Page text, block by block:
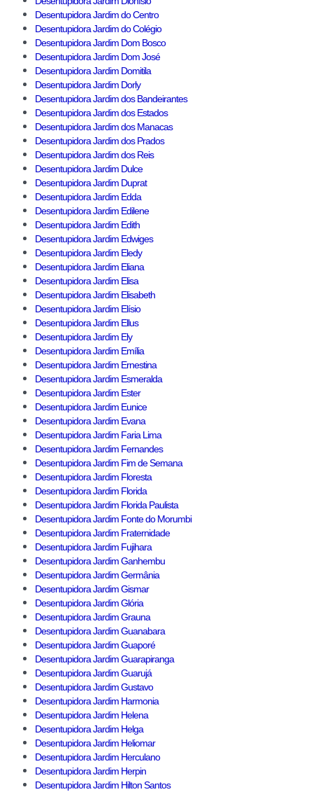
Desentupidora Jardim do Centro
Desentupidora Jardim do Colégio
Desentupidora Jardim Dom Bosco
Desentupidora Jardim Dom José
Desentupidora Jardim Domitila
Desentupidora Jardim Dorly
Desentupidora Jardim dos Bandeirantes
Desentupidora Jardim dos Estados
Desentupidora Jardim dos Manacas
Desentupidora Jardim dos Prados
Desentupidora Jardim dos Reis
Desentupidora Jardim Dulce
Desentupidora Jardim Duprat
Desentupidora Jardim Edda
Desentupidora Jardim Edilene
Desentupidora Jardim Edith
Desentupidora Jardim Edwiges
Desentupidora Jardim Eledy
Desentupidora Jardim Eliana
Desentupidora Jardim Elisa
Desentupidora Jardim Elisabeth
Desentupidora Jardim Elísio
Desentupidora Jardim Ellus
Desentupidora Jardim Ely
Desentupidora Jardim Emília
Desentupidora Jardim Ernestina
Desentupidora Jardim Esmeralda
Desentupidora Jardim Ester
Desentupidora Jardim Eunice
Desentupidora Jardim Evana
Desentupidora Jardim Faria Lima
Desentupidora Jardim Fernandes
Desentupidora Jardim Fim de Semana
Desentupidora Jardim Floresta
Desentupidora Jardim Florida
Desentupidora Jardim Florida Paulista
Desentupidora Jardim Fonte do Morumbi
Desentupidora Jardim Fraternidade
Desentupidora Jardim Fujihara
Desentupidora Jardim Ganhembu
Desentupidora Jardim Germânia
Desentupidora Jardim Gismar
Desentupidora Jardim Glória
Desentupidora Jardim Grauna
Desentupidora Jardim Guanabara
Desentupidora Jardim Guaporé
Desentupidora Jardim Guarapiranga
Desentupidora Jardim Guarujá
Desentupidora Jardim Gustavo
Desentupidora Jardim Harmonia
Desentupidora Jardim Helena
Desentupidora Jardim Helga
Desentupidora Jardim Heliomar
Desentupidora Jardim Herculano
Desentupidora Jardim Herpin
Desentupidora Jardim Hilton Santos